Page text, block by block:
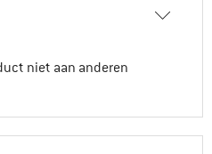
niet aan anderen